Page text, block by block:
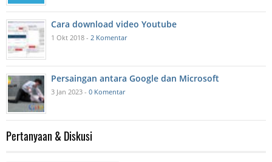
Cara download video Youtube
1 Okt 2018 - 2 Komentar
Persaingan antara Google dan Microsoft
3 Jan 2023 - 0 Komentar
Pertanyaan & Diskusi